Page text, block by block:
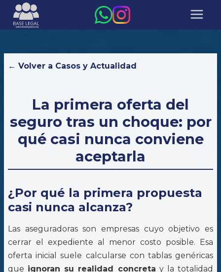
← Volver a Casos y Actualidad
La primera oferta del
seguro tras un choque: por
qué casi nunca conviene
aceptarla
¿Por qué la primera propuesta
casi nunca alcanza?
Las aseguradoras son empresas cuyo objetivo es
cerrar el expediente al menor costo posible. Esa
oferta inicial suele calcularse con tablas genéricas
que ignoran su realidad concreta y la totalidad